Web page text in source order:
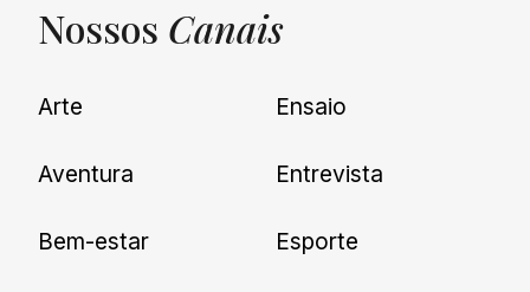
UNQUIET
Newsletter
nossas novidades.
Nossos Canais
Arte
Aventura
Bem-estar
Ensaio
Entrevista
Esporte